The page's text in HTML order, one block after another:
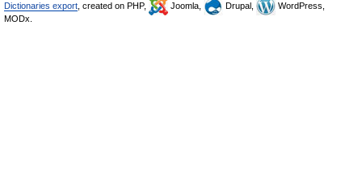
Dictionaries export , created on PHP, Joomla, Drupal,
WordPress,
MODx.